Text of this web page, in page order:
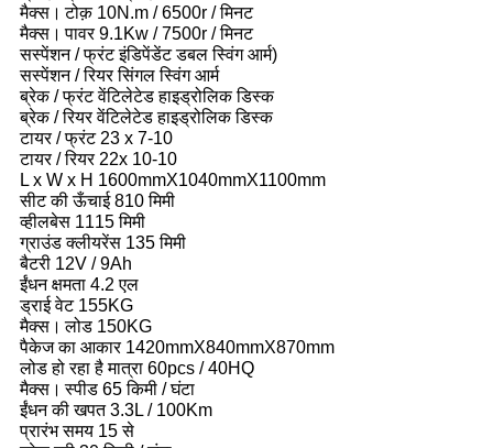
मैक्स। टोक़ 10N.m / 6500r / मिनट
मैक्स। पावर 9.1Kw / 7500r / मिनट
सस्पेंशन / फ्रंट इंडिपेंडेंट डबल स्विंग आर्म)
सस्पेंशन / रियर सिंगल स्विंग आर्म
ब्रेक / फ्रंट वेंटिलेटेड हाइड्रोलिक डिस्क
ब्रेक / रियर वेंटिलेटेड हाइड्रोलिक डिस्क
टायर / फ्रंट 23 x 7-10
टायर / रियर 22x 10-10
L x W x H 1600mmX1040mmX1100mm
सीट की ऊँचाई 810 मिमी
व्हीलबेस 1115 मिमी
ग्राउंड क्लीयरेंस 135 मिमी
बैटरी 12V / 9Ah
ईंधन क्षमता 4.2 एल
ड्राई वेट 155KG
मैक्स। लोड 150KG
पैकेज का आकार 1420mmX840mmX870mm
लोड हो रहा है मात्रा 60pcs / 40HQ
मैक्स। स्पीड 65 किमी / घंटा
ईंधन की खपत 3.3L / 100Km
प्रारंभ समय 15 से